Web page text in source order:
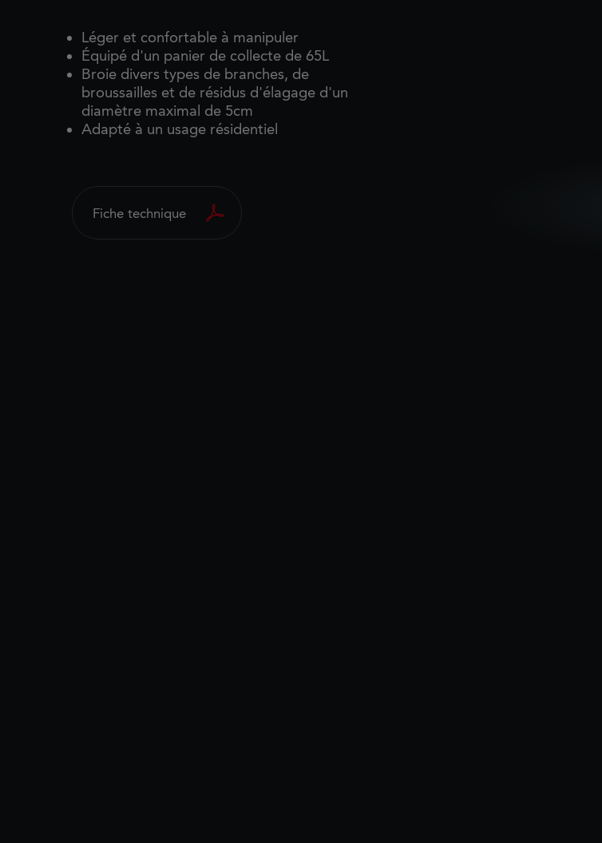
Léger et confortable à manipuler
Équipé d'un panier de collecte de 65L
Broie divers types de branches, de
broussailles et de résidus d'élagage d'un
diamètre maximal de 5cm
Adapté à un usage résidentiel
Fiche technique